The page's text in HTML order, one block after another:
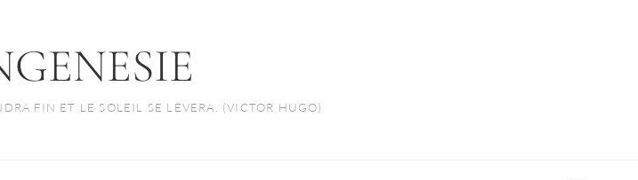
FIN ET LE SOLEIL SE LÈVERA. (VICTOR HUGO)